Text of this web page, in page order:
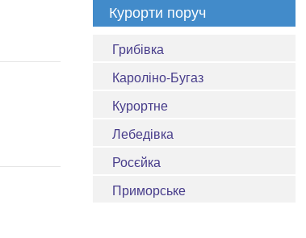
Курорти поруч
Грибівка
Кароліно-Бугаз
Курортне
Лебедівка
Росєйка
Приморське